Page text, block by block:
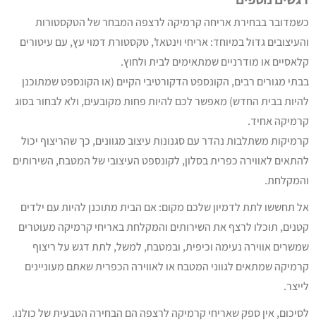
כשמדובר בבחירת אריחה קרמיקה לרצפה המבחר של הטקסטורות
והעיצובים גדול במיוחד: אריחי וינטאז', טקסטורת דמוי עץ, עם עיטורים
קלאסיים או מודרניים שמתאימים לבית ולחוץ.
בבתי מגורים רבים, הקונספט הדקורטיבי הקיים (או הקונספט שמתוכנן
להיות בבית החדש) מאפשר לכם להיות פחות מקובעים, ולא לבחור בסוג
קרמיקה אחיד.
קרמיקות משתלבות נהדר עם סגנונות עיצוב מגוונים, כך שהריצוף יכול
להתאים לאווירה כפרית בסלון, לקונספט העיצובי של המטבח, השירותים
והמקלחת.
אל תחששו לתת לדמיון שלכם מקום: אם הבית מתוכנן להיות עם ילדים
קטנים, תוכלו לרצף את השירותים והמקלחת באריחי קרמיקה מעוטרים
שמשרים אווירה נעימה וכיפית, ובמטבח, למשל, לתת דגש על ריצוף
קרמיקה שמתאים לגווני המטבח או לאווירה הכפרית שאתם מעוניינים
לייצר.
לסיכום, אין ספק שאריחי קרמיקה לרצפה הם הבחירה הטבעית של כולנו.